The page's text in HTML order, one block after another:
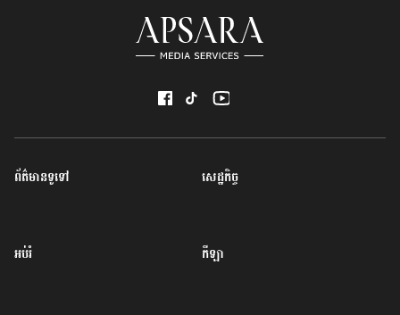
ព័ត៌មានទូទៅ សេដ្ឋកិច្ច
អប់រំ កីឡា